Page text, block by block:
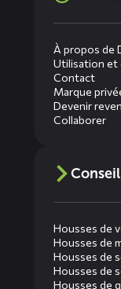
À propos de
Utilisation et
Contact
Marque
Devenir
Collaborer
Housses de
Housses de
Housses de
Housses de
Housses de